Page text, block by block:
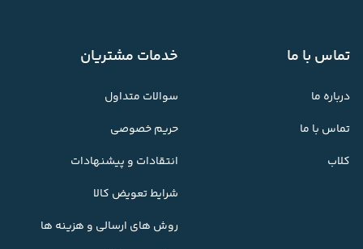
تماس با ما
درباره ما
تماس با ما
کلاب
خدمات مشتریان
سوالات متداول
حریم خصوصی
انتقادات و پیشنهادات
شرایط تعویض کالا
روش های ارسالی و هزینه ها